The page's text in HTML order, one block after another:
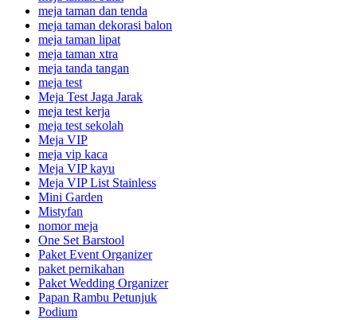
meja taman dan tenda
meja taman dekorasi balon
meja taman lipat
meja taman xtra
meja tanda tangan
meja test
Meja Test Jaga Jarak
meja test kerja
meja test sekolah
Meja VIP
meja vip kaca
Meja VIP kayu
Meja VIP List Stainless
Mini Garden
Mistyfan
nomor meja
One Set Barstool
Paket Event Organizer
paket pernikahan
Paket Wedding Organizer
Papan Rambu Petunjuk
Podium